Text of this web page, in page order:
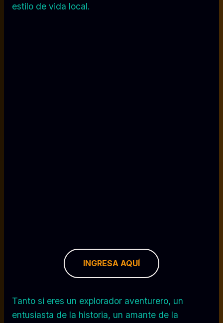
estilo de vida local.
INGRESA AQUÍ
Tanto si eres un explorador aventurero, un
entusiasta de la historia, un amante de la